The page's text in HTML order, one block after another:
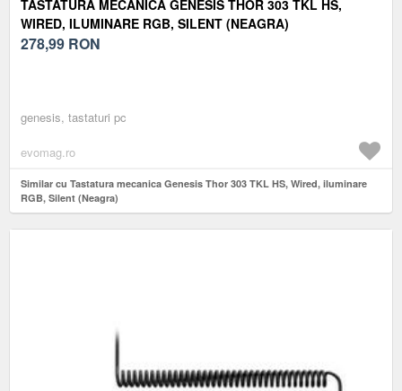
TASTATURA MECANICA GENESIS THOR 303 TKL HS,
WIRED, ILUMINARE RGB, SILENT (NEAGRA)
278,99 RON
genesis, tastaturi pc
evomag.ro
Similar cu Tastatura mecanica Genesis Thor 303 TKL HS, Wired, iluminare
RGB, Silent (Neagra)